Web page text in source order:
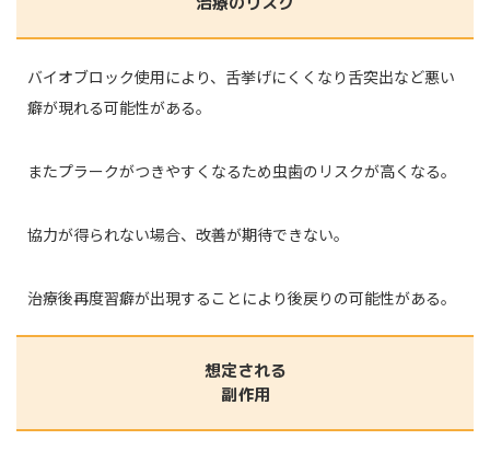
バイオブロック使用により、舌挙げにくくなり舌突出など悪い
癖が現れる可能性がある。
またプラークがつきやすくなるため虫歯のリスクが高くなる。
協力が得られない場合、改善が期待できない。
治療後再度習癖が出現することにより後戻りの可能性がある。
想定される
副作用